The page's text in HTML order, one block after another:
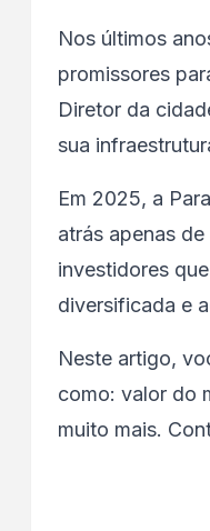
Nos últimos
promissores
Diretor da
sua
Em 2025, a
atrás apenas
investidores
diversificada e
Neste artigo,
como: valor do
muito mais.